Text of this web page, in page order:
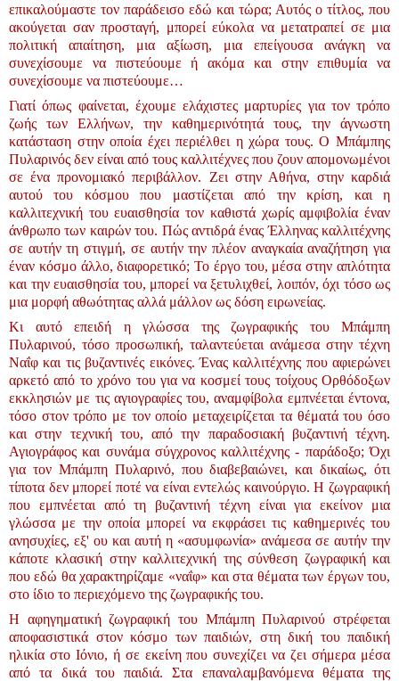
επικαλούμαστε τον παράδεισο εδώ και τώρα; Αυτός ο τίτλος, που
ακούγεται σαν προσταγή, μπορεί εύκολα να μετατραπεί σε μια
πολιτική απαίτηση, μια αξίωση, μια επείγουσα ανάγκη να
συνεχίσουμε να πιστεύουμε ή ακόμα και στην επιθυμία να
συνεχίσουμε να πιστεύουμε…
Γιατί όπως φαίνεται, έχουμε ελάχιστες μαρτυρίες για τον τρόπο
ζωής των Ελλήνων, την καθημερινότητά τους, την άγνωστη
κατάσταση στην οποία έχει περιέλθει η χώρα τους. Ο Μπάμπης
Πυλαρινός δεν είναι από τους καλλιτέχνες που ζουν απομονωμένοι
σε ένα προνομιακό περιβάλλον. Ζει στην Αθήνα, στην καρδιά
αυτού του κόσμου που μαστίζεται από την κρίση, και η
καλλιτεχνική του ευαισθησία τον καθιστά χωρίς αμφιβολία έναν
άνθρωπο των καιρών του. Πώς αντιδρά ένας Έλληνας καλλιτέχνης
σε αυτήν τη στιγμή, σε αυτήν την πλέον αναγκαία αναζήτηση για
έναν κόσμο άλλο, διαφορετικό; Το έργο του, μέσα στην απλότητα
και την ευαισθησία του, μπορεί να ξετυλιχθεί, λοιπόν, όχι τόσο ως
μια μορφή αθωότητας αλλά μάλλον ως δόση ειρωνείας.
Κι αυτό επειδή η γλώσσα της ζωγραφικής του Μπάμπη
Πυλαρινού, τόσο προσωπική, ταλαντεύεται ανάμεσα στην τέχνη
Ναΐφ και τις βυζαντινές εικόνες. Ένας καλλιτέχνης που αφιερώνει
αρκετό από το χρόνο του για να κοσμεί τους τοίχους Ορθόδοξων
εκκλησιών με τις αγιογραφίες του, αναμφίβολα εμπνέεται έντονα,
τόσο στον τρόπο με τον οποίο μεταχειρίζεται τα θέματά του όσο
και στην τεχνική του, από την παραδοσιακή βυζαντινή τέχνη.
Αγιογράφος και συνάμα σύγχρονος καλλιτέχνης - παράδοξο; Όχι
για τον Μπάμπη Πυλαρινό, που διαβεβαιώνει, και δικαίως, ότι
τίποτα δεν μπορεί ποτέ να είναι εντελώς καινούργιο. Η ζωγραφική
που εμπνέεται από τη βυζαντινή τέχνη είναι για εκείνον μια
γλώσσα με την οποία μπορεί να εκφράσει τις καθημερινές του
ανησυχίες, εξ' ου και αυτή η «ασυμφωνία» ανάμεσα σε αυτήν την
κάποτε κλασική στην καλλιτεχνική της σύνθεση ζωγραφική και
που εδώ θα χαρακτηρίζαμε «ναΐφ» και στα θέματα των έργων του,
στο ίδιο το περιεχόμενο της ζωγραφικής του.
Η αφηγηματική ζωγραφική του Μπάμπη Πυλαρινού στρέφεται
αποφασιστικά στον κόσμο των παιδιών, στη δική του παιδική
ηλικία στο Ιόνιο, ή σε εκείνη που συνεχίζει να ζει σήμερα μέσα
από τα δικά του παιδιά. Στα επαναλαμβανόμενα θέματα της